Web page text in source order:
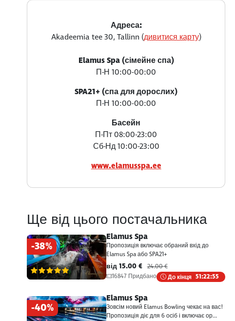
Адреса:
Akadeemia tee 30, Tallinn (дивитися карту)
Elamus Spa (сімейне спа)
П-Н 10:00-00:00
SPA21+ (спа для дорослих)
П-Н 10:00-00:00
Басейн
П-Пт 08:00-23:00
Сб-Нд 10:00-23:00
www.elamusspa.ee
Ще від цього постачальника
-38%
(1376)
Elamus Spa
Пропозиція включає обраний вхід до
Elamus Spa або SPA21+
від 15.00 € 24.00 €
16847 Придбано
До кінця 51:22:55
-40%
Elamus Spa
Зовсім новий Elamus Bowling чекає на вас!
Пропозиція діє для 6 осіб і включає ор...